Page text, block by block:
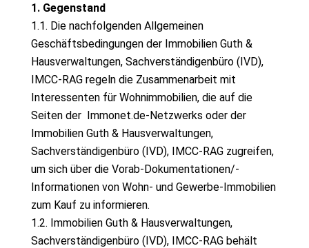
1. Gegenstand
1.1. Die nachfolgenden Allgemeinen
Geschäftsbedingungen der Immobilien Guth &
Hausverwaltungen, Sachverständigenbüro (IVD),
IMCC-RAG regeln die Zusammenarbeit mit
Interessenten für Wohnimmobilien, die auf die
Seiten der Immonet.de-Netzwerks oder der
Immobilien Guth & Hausverwaltungen,
Sachverständigenbüro (IVD), IMCC-RAG zugreifen,
um sich über die Vorab-Dokumentationen/-
Informationen von Wohn- und Gewerbe-Immobilien
zum Kauf zu informieren.
1.2. Immobilien Guth & Hausverwaltungen,
Sachverständigenbüro (IVD), IMCC-RAG behält